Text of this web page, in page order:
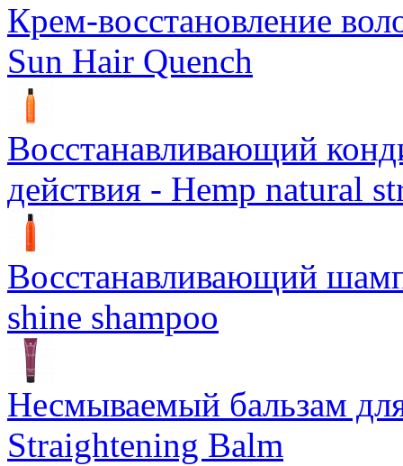
Крем-восстановление
Sun Hair Quench
Восстанавливающий
действия - Hemp natural
Восстанавливающий
shine shampoo
Несмываемый бальзам
Straightening Balm